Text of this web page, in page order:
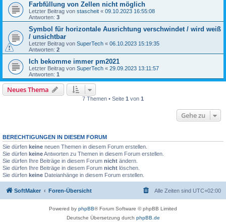
Farbfüllung von Zellen nicht möglich
Letzter Beitrag von stascheit « 09.10.2023 16:55:08
Antworten: 3
Symbol für horizontale Ausrichtung verschwindet / wird weiß
/ unsichtbar
Letzter Beitrag von SuperTech « 06.10.2023 15:19:35
Antworten: 2
Ich bekomme immer pm2021
Letzter Beitrag von SuperTech « 29.09.2023 13:11:57
Antworten: 1
Neues Thema
7 Themen • Seite 1 von 1
Gehe zu
BERECHTIGUNGEN IN DIESEM FORUM
Sie dürfen keine neuen Themen in diesem Forum erstellen.
Sie dürfen keineAntworten zu Themen in diesem Forum erstellen.
Sie dürfen Ihre Beiträge in diesem Forum nicht ändern.
Sie dürfen Ihre Beiträge in diesem Forum nicht löschen.
Sie dürfen keine Dateianhänge in diesem Forum erstellen.
SoftMaker Foren-Übersicht Alle Zeiten sind UTC+02:00
Powered by phpBB® Forum Software © phpBB Limited
Deutsche Übersetzung durch phpBB.de